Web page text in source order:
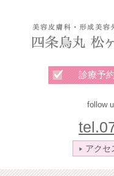
診療予約
follow
アクセ